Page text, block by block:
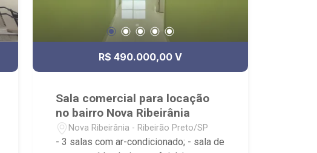
R$ 490.000,00 V
Sala comercial para locação
no bairro Nova Ribeirânia
Nova Ribeirânia - Ribeirão Preto/SP
- 3 salas com ar-condicionado; - sala de